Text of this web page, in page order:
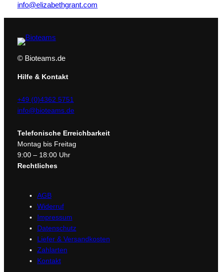
info@elizabethgrant.com
© Bioteams.de
Hilfe & Kontakt
+49 (0)4362 5751
info@bioteams.de
Telefonische Erreichbarkeit
Montag bis Freitag
9:00 – 18:00 Uhr
Rechtliches
AGB
Widerruf
Impressum
Datenschutz
Liefer & Versandkosten
Zahlarten
Kontakt